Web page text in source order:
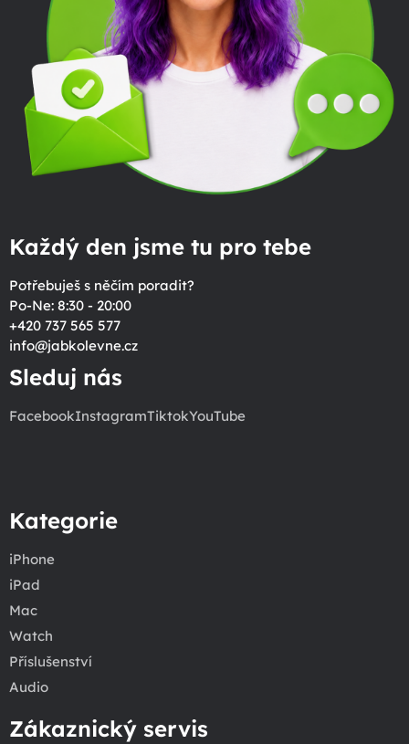
Každý den jsme tu pro tebe
Potřebuješ s něčím poradit?
Po-Ne: 8:30 - 20:00
+420 737 565 577
info@jabkolevne.cz
Sleduj nás
FacebookInstagramTiktokYouTube
Kategorie
iPhone
iPad
Mac
Watch
Příslušenství
Audio
Zákaznický servis